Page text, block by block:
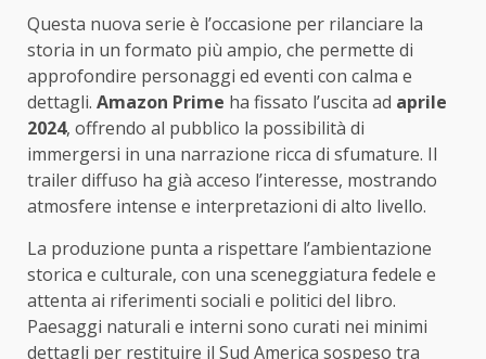
Questa nuova serie è l’occasione per rilanciare la
storia in un formato più ampio, che permette di
approfondire personaggi ed eventi con calma e
dettagli. Amazon Prime ha fissato l’uscita ad aprile
2024, offrendo al pubblico la possibilità di
immergersi in una narrazione ricca di sfumature. Il
trailer diffuso ha già acceso l’interesse, mostrando
atmosfere intense e interpretazioni di alto livello.
La produzione punta a rispettare l’ambientazione
storica e culturale, con una sceneggiatura fedele e
attenta ai riferimenti sociali e politici del libro.
Paesaggi naturali e interni sono curati nei minimi
dettagli per restituire il Sud America sospeso tra